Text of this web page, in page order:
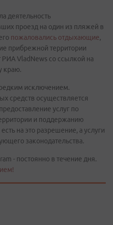
деятельность
проезд на один из пляжей в
пожаловались отдыхающие,
прибрежной территории
VladNews со ссылкой на
краю.
исключением.
средств осуществляется
услуг по
и поддержанию
на это разрешение, а услуги
законодательства.
- постоянно в течение дня.